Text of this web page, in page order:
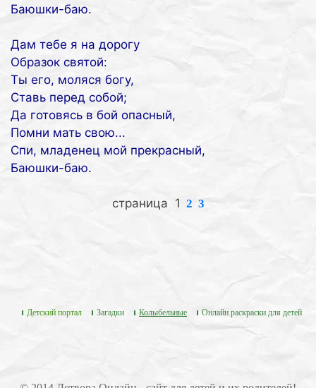
Баюшки-баю.
Дам тебе я на дорогу
Образок святой:
Ты его, моляся богу,
Ставь перед собой;
Да готовясь в бой опасный,
Помни мать свою...
Спи, младенец мой прекрасный,
Баюшки-баю.
страница 1 2 3
Детский портал Загадки Колыбельные Онлайн раскраски для детей